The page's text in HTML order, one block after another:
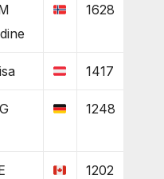
1628
1417
1248
1202